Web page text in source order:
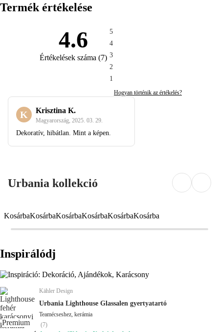
Termék értékelése
4.6
Értékelések száma (7)
5
4
3
2
1
Hogyan történik az értékelés?
K Krisztina K.
Magyarország 2025. 03. 29.
Dekoratív, hibátlan. Mint a képen.
Urbania kollekció
KosárbaKosárbaKosárbaKosárbaKosárbaKosárba
Inspirálódj
Premium
Kähler Design
Urbania Lighthouse Glassalen gyertyatartó
Teamécseshez, kerámia
(7)